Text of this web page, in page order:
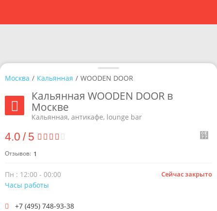
Москва / Кальянная / WOODEN DOOR
Кальянная WOODEN DOOR в
Москве
Кальянная, антикафе, lounge bar
4.0 / 5
Отзывов: 1
+7 (495) 748-93-38
Сейчас закрыто
Пн : 12:00 - 00:00
Часы работы